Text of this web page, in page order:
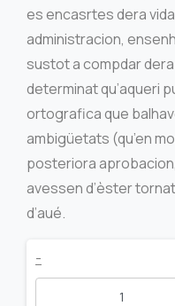
es encasrtes dera
administracion,
sustot a compdar
determinat qu’aqueri
ortografica que
ambigüetats (qu’en
posteriora
avessen d’èster
d’aué.
Normes
ortografiques
-